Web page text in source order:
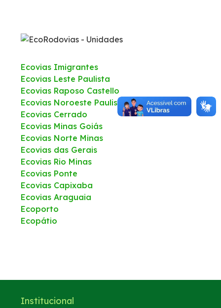
Trabalhe Conosco
WhatsApp
Ecovias Imigrantes
Ecovias Leste Paulista
Ecovias Raposo Castello
Ecovias Noroeste Paulista
Ecovias Cerrado
Ecovias Minas Goiás
Ecovias Norte Minas
Ecovias das Gerais
Ecovias Rio Minas
Ecovias Ponte
Ecovias Capixaba
Ecovias Araguaia
Ecoporto
Ecopátio
Institucional